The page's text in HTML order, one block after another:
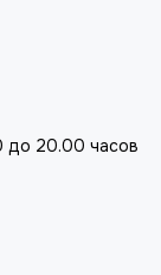
до 20.00 часов